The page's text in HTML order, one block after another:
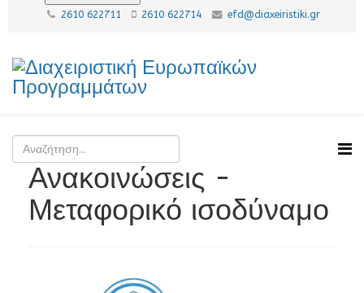
2610 622711 2610 622714 efd@diaxeiristiki.gr
Ανακοινώσεις -
Μεταφορικό ισοδύναμο